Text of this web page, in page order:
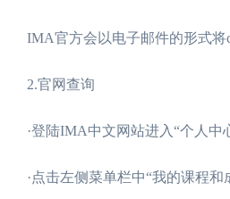
IMA官方会以电子邮件的形式
2.官网查询
·登陆IMA中文网站进入“个人中
·点击左侧菜单栏中“我的课程和